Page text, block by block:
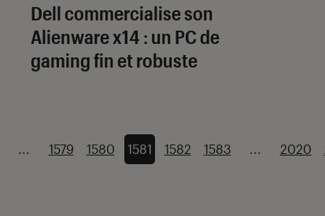
Dell commercialise son
Alienware x14 : un PC de
gaming fin et robuste
... 1579 1580 1581 1582 1583 ... 2020